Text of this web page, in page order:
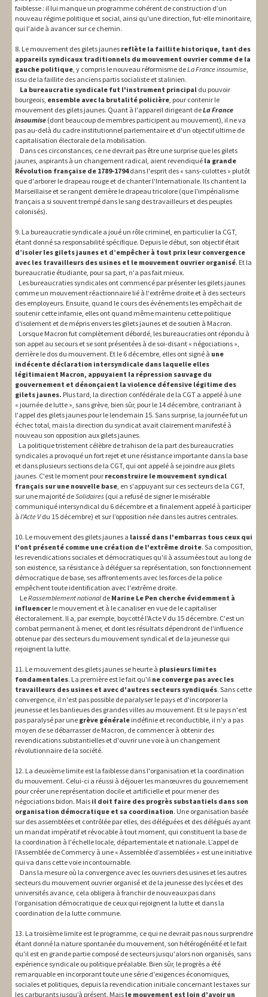
faiblesse : il lui manque un programme cohérent de construction d’un
nouveau régime politique et social, ainsi qu'une direction, fut-elle minoritaire,
qui l'aide à avancer sur ce chemin.
8. Le mouvement des gilets jaunes reflète la faillite historique, tant des
appareils syndicaux traditionnels du mouvement ouvrier comme de la
gauche politique, y compris le nouveau réformisme deLa France insoumise,
issu de la faillite des anciens partis socialiste et stalinien.
La bureaucratie syndicale fut l'instrument principal du pouvoir
bourgeois, ensemble avec la brutalité policière, pour contenir le
mouvement des gilets jaunes. Quant à l'appareil dirigeant deLa France
insoumise (dont beaucoup de membres participent au mouvement), il ne va
pas au-delà du cadre institutionnel parlementaire et d'un objectif ultime de
capitalisation électorale de la mobilisation.
Dans ces circonstances, ce ne devrait pas être une surprise que les gilets
jaunes, aspirants à un changement radical, aient revendiqué la grande
Révolution française de 1789-1794dans l'esprit des « sans-culottes » plutôt
que d'arborer le drapeau rouge et de chanter l'Internationale. Ils chantent la
Marseillaise et se rangent derrière le drapeau tricolore (que l'impérialisme
français a si souvent trempé dans le sang des travailleurs et des peuples
colonisés).
9. La bureaucratie syndicale a joué un rôle criminel, en particulier la CGT,
étant donné sa responsabilité spécifique. Depuis le début, son objectif était
d’isoler les gilets jaunes et d’empêcher à tout prix leur convergence
avec les travailleurs des usines et le mouvement ouvrier organisé. Et la
bureaucratie étudiante, pour sa part, n'a pas fait mieux.
Les bureaucraties syndicales ont commencé par présenter les gilets jaunes
comme un mouvement réactionnaire lié à l'extrême droite et à des secteurs
des employeurs. Ensuite, quand le cours des événements les empêchait de
soutenir cette infamie, elles ont quand même maintenu cette politique
d'isolement et de mépris envers les gilets jaunes et de soutien à Macron.
Lorsque Macron fut complètement débordé, les bureaucraties ont répondu à
son appel au secours et se sont présentées à de soi-disant « négociations »,
derrière le dos du mouvement. Et le 6 décembre, elles ont signé à une
indécente déclaration intersyndicale dans laquelle elles
légitimaient Macron, appuyaient la répression sauvage du
gouvernement et dénonçaient la violence défensive légitime des
gilets jaunes. Plus tard, la direction confédérale de la CGT a appelé à une
« journée de lutte », sans grève, bien sûr, pour le 14 décembre, contrariant à
l'appel des gilets jaunes pour le lendemain 15. Sans surprise, la journée fut un
échec total, mais la direction du syndicat avait clairement manifesté à
nouveau son opposition aux gilets jaunes.
La politique tristement célèbre de trahison de la part des bureaucraties
syndicales a provoqué un fort rejet et une résistance importante dans la base
et dans plusieurs sections de la CGT, qui ont appelé à se joindre aux gilets
jaunes. C'est le moment pour reconstruire le mouvement syndical
français sur une nouvelle base, en s'appuyant sur ces secteurs de la CGT,
sur une majorité deSolidaires (qui a refusé de signer le misérable
communiqué intersyndical du 6 décembre et a finalement appelé à participer
à l'Acte Vdu 15 décembre) et sur l’opposition née dans les autres centrales.
10. Le mouvement des gilets jaunes a laissé dans l'embarras tous ceux qui
l'ont présenté comme une création de l'extrême droite. Sa composition,
les revendications sociales et démocratiques qu'il à assumées tout au long de
son existence, sa résistance à déléguer sa représentation, son fonctionnement
démocratique de base, ses affrontements avec les forces de la police
empêchent toute identification avec l'extrême droite.
LeRassemblement national de Marine Le Pen cherche évidemment à
influencer le mouvement et à le canaliser en vue de le capitaliser
électoralement. Il a, par exemple, boycotté l'Acte V du 15 décembre. C'est un
combat permanent à mener, et dont les résultats dépendront de l'influence
obtenue par des secteurs du mouvement syndical et de la jeunesse qui
rejoignent la lutte.
11. Le mouvement des gilets jaunes se heurte à plusieurs limites
fondamentales. La première est le fait qu'il ne converge pas avec les
travailleurs des usines et avec d'autres secteurs syndiqués. Sans cette
convergence, il n'est pas possible de paralyser le pays et d'incorporer la
jeunesse et les banlieues des grandes villes au mouvement. Et si le pays n'est
pas paralysé par une grève générale indéfinie et reconductible, il n'y a pas
moyen de se débarrasser de Macron, de commencer à obtenir des
revendications substantielles et d'ouvrir une voie à un changement
révolutionnaire de la société.
12. La deuxième limite est la faiblesse dans l'organisation et la coordination
du mouvement. Celui-ci a réussi à déjouer les manœuvres du gouvernement
pour créer une représentation docile et artificielle et pour mener des
négociations bidon. Mais il doit faire des progrès substantiels dans son
organisation démocratique et sa coordination. Une organisation basée
sur des assemblées et contrôlée par elles, des déléguées et des délégués ayant
un mandat impératif et révocable à tout moment, qui constituent la base de
la coordination à l'échelle locale, départementale et nationale. L’appel de
l’Assemblée de Commercy à une « Assemblée d’assemblées » est une initiative
qui va dans cette voie incontournable.
Dans la mesure où la convergence avec les ouvriers des usines et les autres
secteurs du mouvement ouvrier organisé et de la jeunesse des lycées et des
universités avance, cela obligera à franchir de nouveaux pas dans
l’organisation démocratique de ceux qui rejoignent la lutte et dans la
coordination de la lutte commune.
13. La troisième limite est le programme, ce qui ne devrait pas nous surprendre
étant donné la nature spontanée du mouvement, son hétérogénéité et le fait
qu'il est en grande partie composé de secteurs jusqu'alors non organisés, sans
expérience syndicale ou politique préalable. Bien sûr, le progrès a été
remarquable en incorporant toute une série d'exigences économiques,
sociales et politiques, depuis la revendication initiale concernant les taxes sur
les carburants jusqu’à présent. Mais le mouvement est loin d'avoir un